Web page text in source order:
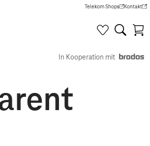
Telekom Shops
(Wird in einem neuen Tab
Kontakt
(Wird in
In Kooperation mit